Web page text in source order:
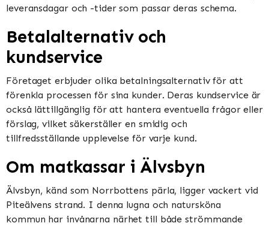
leveransdagar och -tider som passar deras schema.
Betalalternativ och
kundservice
Företaget erbjuder olika betalningsalternativ för att
förenkla processen för sina kunder. Deras kundservice är
också lättillgänglig för att hantera eventuella frågor eller
förslag, vilket säkerställer en smidig och
tillfredsställande upplevelse för varje kund.
Om matkassar i Älvsbyn
Älvsbyn, känd som Norrbottens pärla, ligger vackert vid
Piteälvens strand. I denna lugna och natursköna
kommun har invånarna närhet till både strömmande